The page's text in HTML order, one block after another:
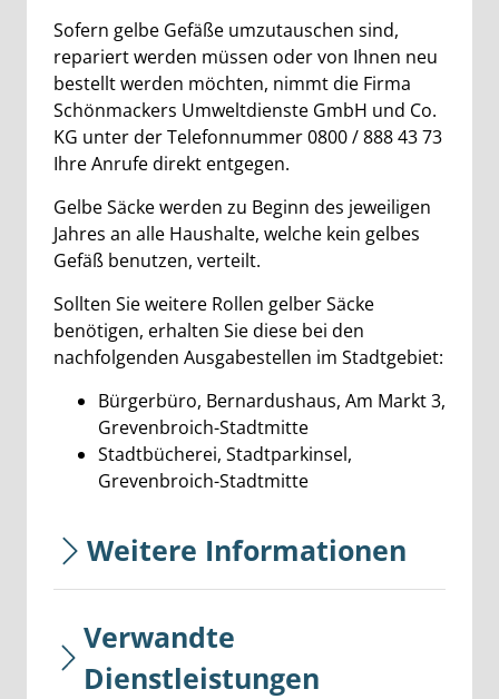
Sofern gelbe Gefäße umzutauschen sind,
repariert werden müssen oder von Ihnen neu
bestellt werden möchten, nimmt die Firma
Schönmackers Umweltdienste GmbH und Co.
KG unter der Telefonnummer 0800 / 888 43 73
Ihre Anrufe direkt entgegen.
Gelbe Säcke werden zu Beginn des jeweiligen
Jahres an alle Haushalte, welche kein gelbes
Gefäß benutzen, verteilt.
Sollten Sie weitere Rollen gelber Säcke
benötigen, erhalten Sie diese bei den
nachfolgenden Ausgabestellen im Stadtgebiet:
Bürgerbüro, Bernardushaus, Am Markt 3,
Grevenbroich-Stadtmitte
Stadtbücherei, Stadtparkinsel,
Grevenbroich-Stadtmitte
Weitere Informationen
Verwandte
Dienstleistungen